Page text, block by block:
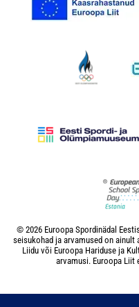
© 2026 Euroopa Spordinädal
seisukohad ja arvamused on ainult
Liidu või Euroopa Hariduse ja
arvamusi. Euroopa Liit